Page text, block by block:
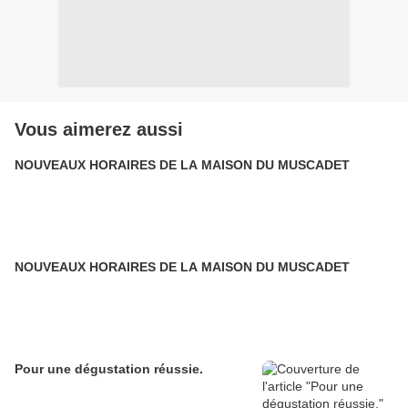
Vous aimerez aussi
NOUVEAUX HORAIRES DE LA MAISON DU MUSCADET
NOUVEAUX HORAIRES DE LA MAISON DU MUSCADET
Pour une dégustation réussie.